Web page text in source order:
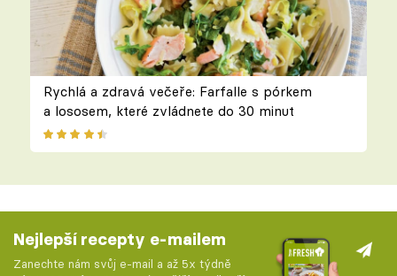
Rychlá a zdravá večeře: Farfalle s pórkem
a lososem, které zvládnete do 30 minut
Nejlepší recepty e-mailem
Zanechte nám svůj e-mail a až 5x týdně